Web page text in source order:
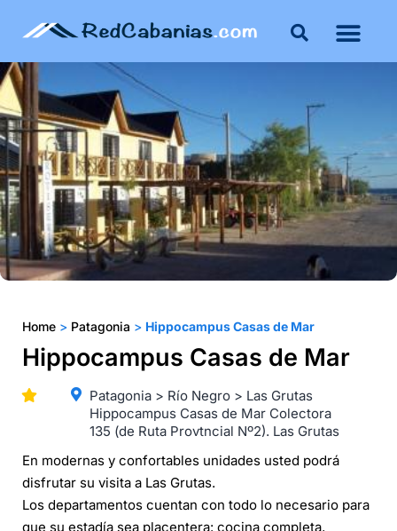
Home > Patagonia > Hippocampus Casas de Mar
Hippocampus Casas de Mar
Patagonia > Río Negro > Las Grutas
Hippocampus Casas de Mar Colectora
135 (de Ruta Provtncial Nº2). Las Grutas
En modernas y confortables unidades usted podrá
disfrutar su visita a Las Grutas.
Los departamentos cuentan con todo lo necesario para
que su estadía sea placentera: cocina completa,